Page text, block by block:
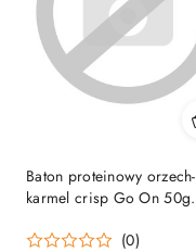
Baton proteinowy orzech-
karmel crisp Go On 50g
(0)